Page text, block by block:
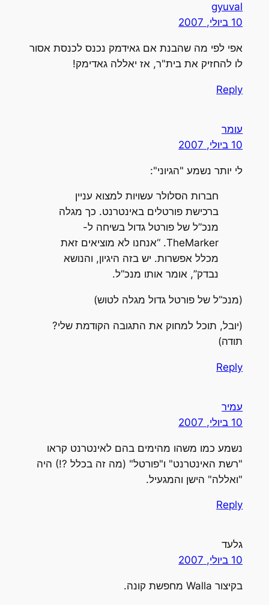
gyuval
10 ביולי, 2007
אפי לפי מה שהבנת אם גאידמק נכנס לכנסת אסור
לו להחזיק את בית"ר, אז יאללה גאדימק!
Reply
עומר
10 ביולי, 2007
לי יותר נשמע "הגיוני":
חברות הסלולר עשויות למצוא עניין
ברכישת פורטלים באינטרנט. כך מגלה
מנכ”ל של פורטל גדול בשיחה ל-
TheMarker. “אנחנו לא מוציאים זאת
מכלל אפשרות. יש בזה היגיון, והנושא
נבדק”, אומר אותו מנכ”ל.
(מנכ”ל של פורטל גדול מגלה לטוש)
(יובל, תוכל למחוק את התגובה הקודמת שלי?
תודה)
Reply
עמיר
10 ביולי, 2007
נשמע כמו משהו מהימים בהם לאינטרנט קראו
"רשת האינטרנט" ו"פורטל" (מה זה בכלל ?!) היה
"ואללה" הישן והמגעיל.
Reply
גלעד
10 ביולי, 2007
בקיצור Walla מחפשת קונה.